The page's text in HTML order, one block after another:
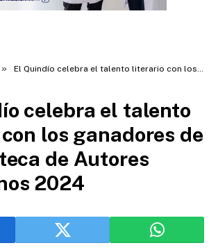
» El Quindío celebra el talento literario con los ganadores de la Biblioteca de Autores Quindianos 2024
celebra el talento
los ganadores de
de Autores
2024